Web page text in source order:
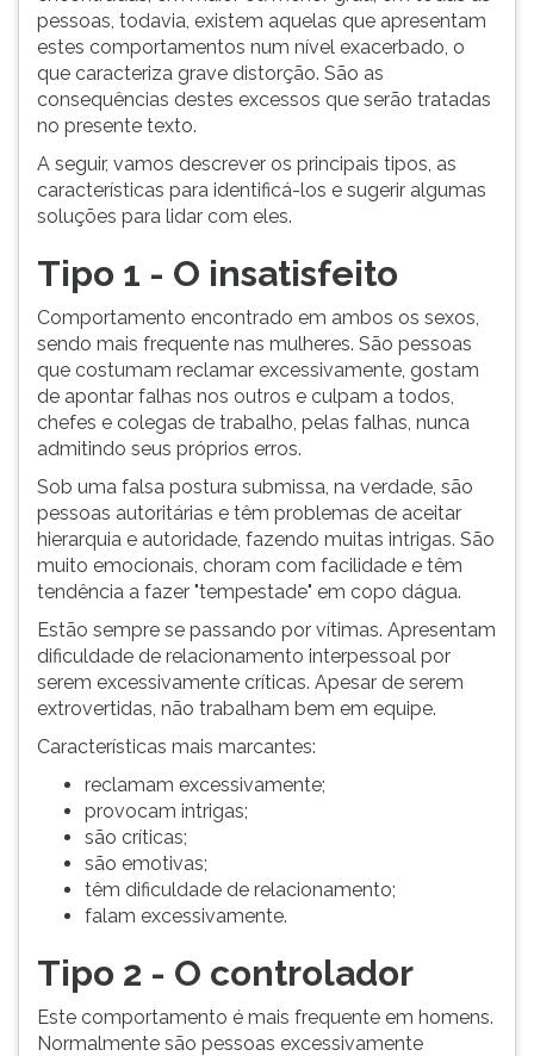
pessoas, todavia, existem aquelas que apresentam
estes comportamentos num nível exacerbado, o
que caracteriza grave distorção. São as
consequências destes excessos que serão tratadas
no presente texto.
A seguir, vamos descrever os principais tipos, as
características para identificá-los e sugerir algumas
soluções para lidar com eles.
Tipo 1 - O insatisfeito
Comportamento encontrado em ambos os sexos,
sendo mais frequente nas mulheres. São pessoas
que costumam reclamar excessivamente, gostam
de apontar falhas nos outros e culpam a todos,
chefes e colegas de trabalho, pelas falhas, nunca
admitindo seus próprios erros.
Sob uma falsa postura submissa, na verdade, são
pessoas autoritárias e têm problemas de aceitar
hierarquia e autoridade, fazendo muitas intrigas. São
muito emocionais, choram com facilidade e têm
tendência a fazer "tempestade" em copo dágua.
Estão sempre se passando por vítimas. Apresentam
dificuldade de relacionamento interpessoal por
serem excessivamente críticas. Apesar de serem
extrovertidas, não trabalham bem em equipe.
Características mais marcantes:
reclamam excessivamente;
provocam intrigas;
são críticas;
são emotivas;
têm dificuldade de relacionamento;
falam excessivamente.
Tipo 2 - O controlador
Este comportamento é mais frequente em homens.
Normalmente são pessoas excessivamente